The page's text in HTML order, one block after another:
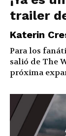
trailer
Katerin
Para los
salió de The
próxima